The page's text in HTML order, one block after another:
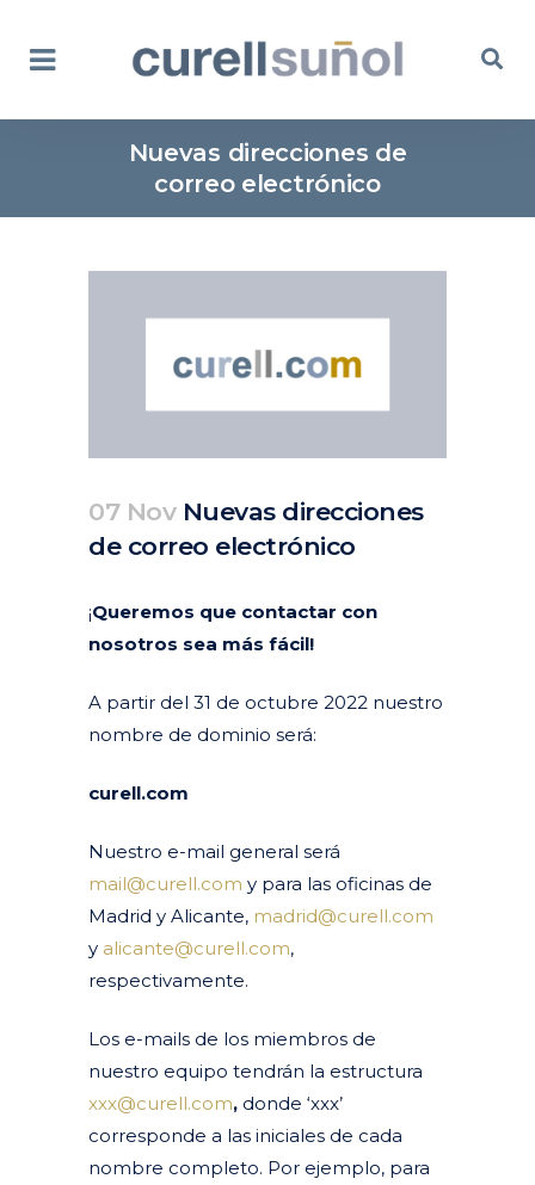
Nuevas direcciones de
correo electrónico
07 NovNuevas direcciones
de correo electrónico
¡Queremos que contactar con
nosotros sea más fácil!
A partir del 31 de octubre 2022 nuestro
nombre de dominio será:
curell.com
Nuestro e-mail general será
mail@curell.com y para las oficinas de
Madrid y Alicante, madrid@curell.com
y alicante@curell.com,
respectivamente.
Los e-mails de los miembros de
nuestro equipo tendrán la estructura
xxx@curell.com, donde ‘xxx’
corresponde a las iniciales de cada
nombre completo. Por ejemplo, para